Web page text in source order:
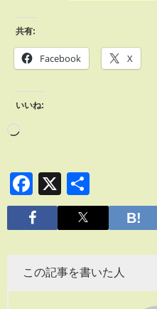
共有:
Facebook X
いいね:
Facebook
X
有
この記事を書いた人